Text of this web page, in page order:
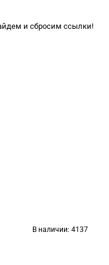
и сбросим ссылки!
В наличии: 4137